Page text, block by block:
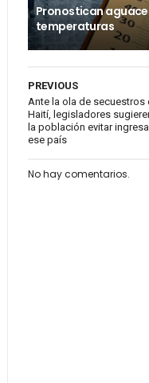
Pronostican
temperaturas
PREVIOUS
Ante la ola de secuestros
Haití, legisladores
la población evitar
ese país
No hay comentarios.